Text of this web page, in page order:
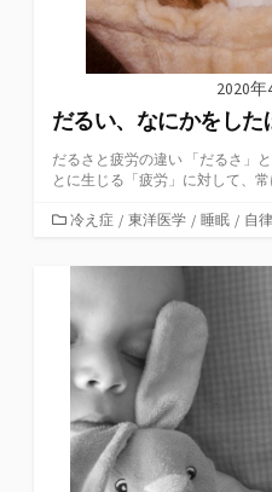
2020年
だるい、なにかをした
だるさと疲労の違い 「だるさ」
とに生じる「疲労」に対して、
カ
ゴ
冷え症 / 東洋医学 / 睡眠 / 自